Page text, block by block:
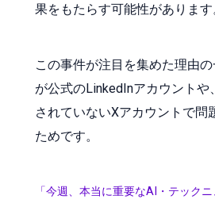
果をもたらす可能性があります
この事件が注目を集めた理由
が公式のLinkedInアカウントや
されていないXアカウントで問
ためです。
「今週、本当に重要なAI・テック